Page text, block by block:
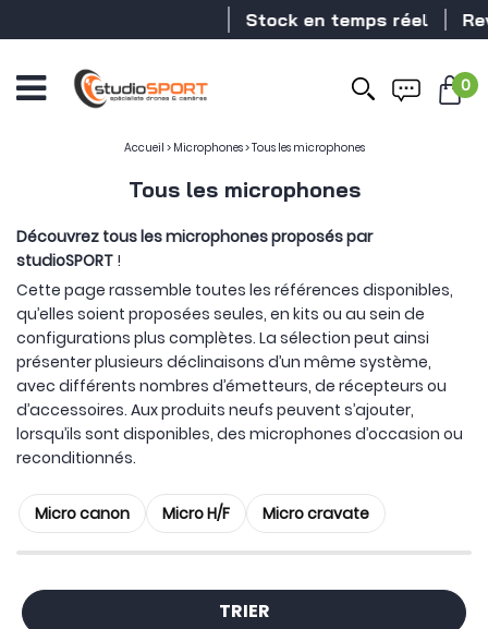
Stock en temps réel Revendeur
0
Accueil > Microphones>Tous les microphones
Tous les microphones
Découvrez tous les microphones proposés par
studioSPORT !
Cette page rassemble toutes les références disponibles,
qu’elles soient proposées seules, en kits ou au sein de
configurations plus complètes. La sélection peut ainsi
présenter plusieurs déclinaisons d’un même système,
avec différents nombres d’émetteurs, de récepteurs ou
d’accessoires. Aux produits neufs peuvent s’ajouter,
lorsqu’ils sont disponibles, des microphones d’occasion ou
reconditionnés.
Micro canon Micro H/F Micro cravate
TRIER